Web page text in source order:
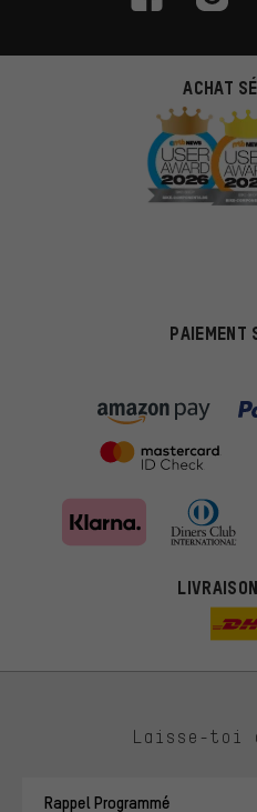
ACHAT
PAIEMENT
Laisse-toi
Rappel Programmé
Des offres plus
Au lieu de pubs au hasard,
intérêts et à te présenter